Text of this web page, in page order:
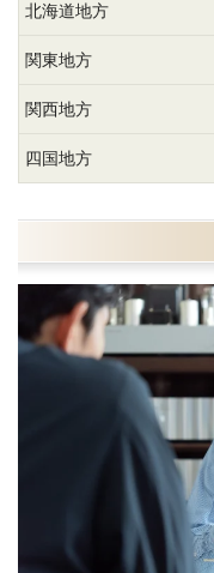
北海道地方
関東地方
関西地方
四国地方